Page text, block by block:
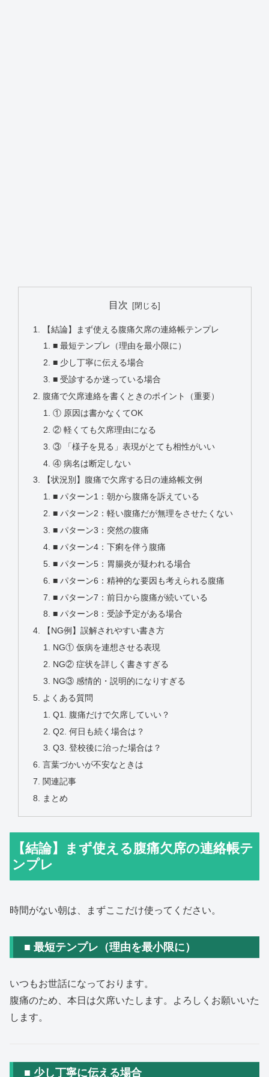
目次
【結論】まず使える腹痛欠席の連絡帳テンプレ
■ 最短テンプレ（理由を最小限に）
■ 少し丁寧に伝える場合
■ 受診するか迷っている場合
腹痛で欠席連絡を書くときのポイント（重要）
① 原因は書かなくてOK
② 軽くても欠席理由になる
③ 「様子を見る」表現がとても相性がいい
④ 病名は断定しない
【状況別】腹痛で欠席する日の連絡帳文例
■ パターン1：朝から腹痛を訴えている
■ パターン2：軽い腹痛だが無理をさせたくない
■ パターン3：突然の腹痛
■ パターン4：下痢を伴う腹痛
■ パターン5：胃腸炎が疑われる場合
■ パターン6：精神的な要因も考えられる腹痛
■ パターン7：前日から腹痛が続いている
■ パターン8：受診予定がある場合
【NG例】誤解されやすい書き方
NG① 仮病を連想させる表現
NG② 症状を詳しく書きすぎる
NG③ 感情的・説明的になりすぎる
よくある質問
Q1. 腹痛だけで欠席していい？
Q2. 何日も続く場合は？
Q3. 登校後に治った場合は？
言葉づかいが不安なときは
関連記事
まとめ
【結論】まず使える腹痛欠席の連絡帳テ
ンプレ
時間がない朝は、まずここだけ使ってください。
■ 最短テンプレ（理由を最小限に）
いつもお世話になっております。
腹痛のため、本日は欠席いたします。よろしくお願いいた
します。
■ 少し丁寧に伝える場合